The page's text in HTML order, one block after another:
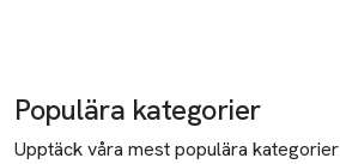
Populära kategorier
Upptäck våra mest populära kategorier